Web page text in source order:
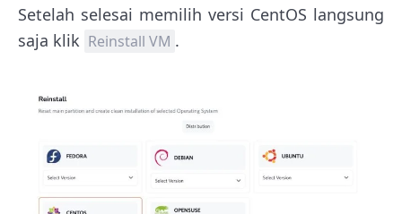
Setelah selesai memilih versi CentOS langsung
saja klik Reinstall VM .